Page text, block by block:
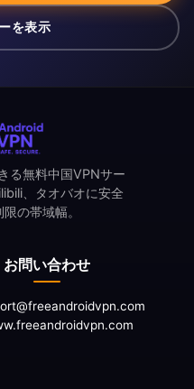
を表示
る無料中国VPNサー
、タオバオに安全
の帯域幅。
お問い合わせ